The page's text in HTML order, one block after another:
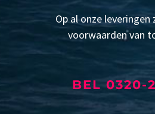
Op al onze leveringen
voorwaarden van
BEL 0320-